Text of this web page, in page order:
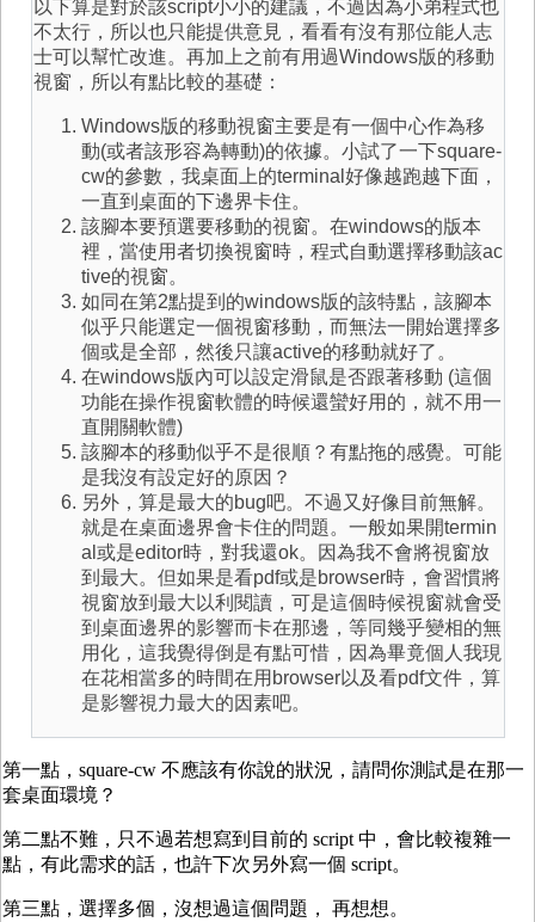
以下算是對於該script小小的建議，不過因為小弟程式也
不太行，所以也只能提供意見，看看有沒有那位能人志
士可以幫忙改進。再加上之前有用過Windows版的移動
視窗，所以有點比較的基礎：
Windows版的移動視窗主要是有一個中心作為移
動(或者該形容為轉動)的依據。小試了一下square-
cw的參數，我桌面上的terminal好像越跑越下面，
一直到桌面的下邊界卡住。
該腳本要預選要移動的視窗。在windows的版本
裡，當使用者切換視窗時，程式自動選擇移動該ac
tive的視窗。
如同在第2點提到的windows版的該特點，該腳本
似乎只能選定一個視窗移動，而無法一開始選擇多
個或是全部，然後只讓active的移動就好了。
在windows版內可以設定滑鼠是否跟著移動 (這個
功能在操作視窗軟體的時候還蠻好用的，就不用一
直開關軟體)
該腳本的移動似乎不是很順？有點拖的感覺。可能
是我沒有設定好的原因？
另外，算是最大的bug吧。不過又好像目前無解。
就是在桌面邊界會卡住的問題。一般如果開termin
al或是editor時，對我還ok。因為我不會將視窗放
到最大。但如果是看pdf或是browser時，會習慣將
視窗放到最大以利閱讀，可是這個時候視窗就會受
到桌面邊界的影響而卡在那邊，等同幾乎變相的無
用化，這我覺得倒是有點可惜，因為畢竟個人我現
在花相當多的時間在用browser以及看pdf文件，算
是影響視力最大的因素吧。
第一點，square-cw 不應該有你說的狀況，請問你測試是在那一
套桌面環境？
第二點不難，只不過若想寫到目前的 script 中，會比較複雜一
點，有此需求的話，也許下次另外寫一個 script。
第三點，選擇多個，沒想過這個問題， 再想想。